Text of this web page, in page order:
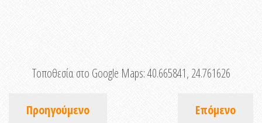
Τοποθεσία στο Google Maps:40.665841, 24.761626
Προηγούμενο Επόμενο